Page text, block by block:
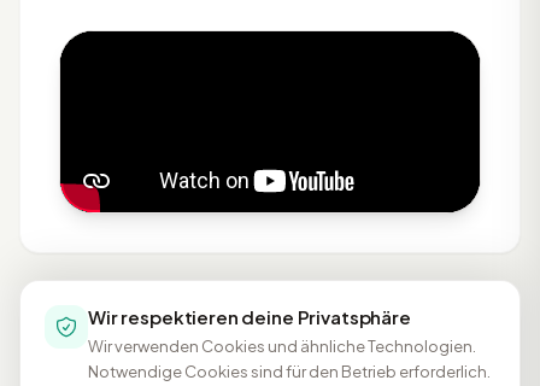
PASSENDE INHALTE
Wir respektieren deine Privatsphäre
Wir verwenden Cookies und ähnliche Technologien.
Notwendige Cookies sind für den Betrieb erforderlich.